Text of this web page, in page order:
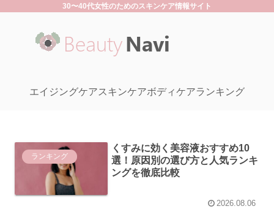
30〜40代女性のためのスキンケア情報サイト
エイジングケアスキンケアボディケアランキング
ランキング
くすみに効く美容液おすすめ10
選！原因別の選び方と人気ランキ
ングを徹底比較
2026.08.06